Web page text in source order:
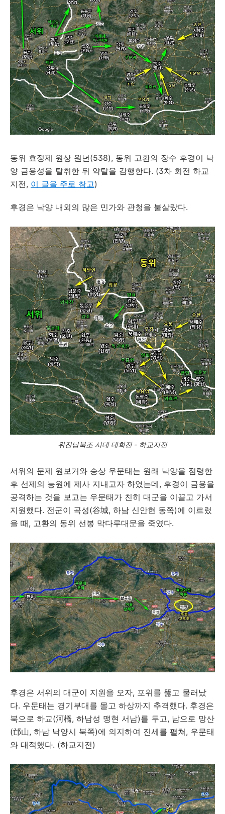
동위 효정제 원상 원년(538), 동위 고환의 장수 후경이 낙
양 금용성을 탈취한 뒤 약탈을 감행한다. (3차 회전 하교
지전, 이 글을 주로 참고)
후경은 낙양 내외의 많은 민가와 관청을 불살랐다.
위진남북조 시대 대회전 - 하교지전
서위의 문제 원보거와 승상 우문태는 원래 낙양을 점령한
후 선제의 능원에 제사 지내고자 하였는데, 후경이 금용을
공격하는 것을 보고는 우문태가 친히 대군을 이끌고 가서
지원했다. 전군이 곡성(谷城, 하남 신안현 동쪽)에 이르렀
을 때, 고환의 동위 선봉 막다루대문을 죽였다.
후경은 서위의 대군이 지원을 오자, 포위를 뚫고 물러났
다. 우문태는 경기부대를 몰고 하상까지 추격했다. 후경은
북으로 하교(河橋, 하남성 맹현 서남)를 두고, 남으로 망산
(邙山, 하남 낙양시 북쪽)에 의지하여 진세를 펼쳐, 우문태
와 대적했다. (하교지전)